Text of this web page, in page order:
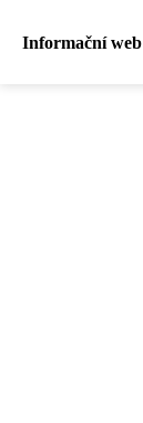
Informační